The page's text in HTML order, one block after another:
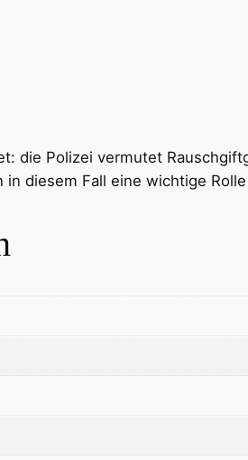
die Polizei vermutet
diesem Fall eine wichtige